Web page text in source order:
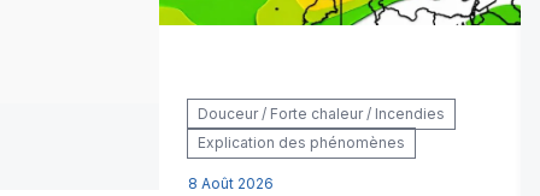
Douceur / Forte chaleur / Incendies
Explication des phénomènes
8 Août 2026